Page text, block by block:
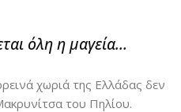
όλη η μαγεία…
χωριά της Ελλάδας δεν
του Πηλίου.